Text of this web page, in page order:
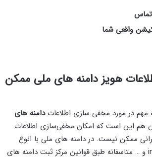
تماس
واقعی شما
هویز دامنه های ملی ممکن
مهم در مورد مخفی سازی اطلاعاتدامنه های
آن هم این است که امکان مخفی‌سازی اطلاعات
ممکن نیست. در دامنه های ملی با انوع
پسوند های “ir، “.co.ir و … متاسفانه طبق قوانین مرکز ثبت دامنه های